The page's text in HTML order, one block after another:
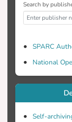
Search by
SPARC
National
Self-